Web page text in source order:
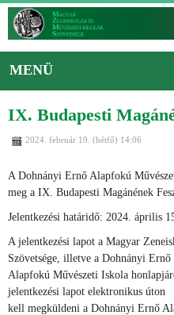
MENÜ
IX. Budapesti
2024. február 19. (hétfő) 14:06
A Dohnányi Ernő Alapfokú
meg a IX. Budapesti Magánének
Jelentkezési határidő: 2024. április
A jelentkezési lapot a Magyar
Szövetsége, illetve a Dohnányi Ernő
Alapfokú Művészeti Iskola
jelentkezési lapot elektronikus úton
kell megküldeni a Dohnányi Ernő